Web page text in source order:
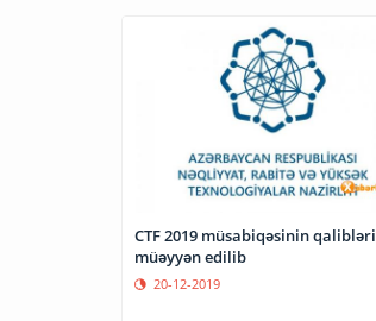
CTF 2019 müsabiqəsinin qalibləri
müəyyən edilib
20-12-2019